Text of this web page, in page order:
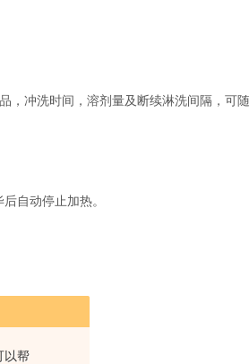
以帮
冲洗时间，溶剂量及断续淋洗间隔，可随
自动停止加热。